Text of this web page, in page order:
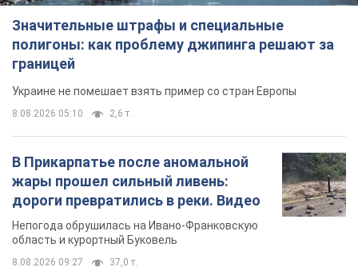
Значительные штрафы и специальные
полигоны: как проблему джипинга решают за
границей
Украине не помешает взять пример со стран Европы
8.08.2026 05:10 2,6 т.
В Прикарпатье после аномальной
жары прошел сильный ливень:
дороги превратились в реки. Видео
Непогода обрушилась на Ивано-Франковскую
область и курортный Буковель
8.08.2026 09:27 37,0 т.